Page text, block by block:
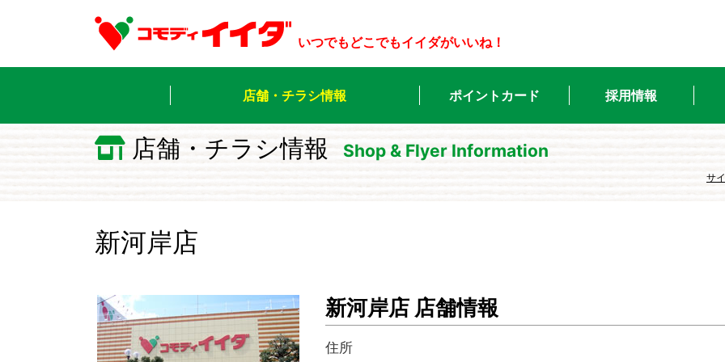
いつでもどこでもイイダがいいね！
店舗・チラシ情報 ポイントカード 採用情報
店舗・チラシ情報 Shop & Flyer Information
サ
新河岸店
新河岸店 店舗情報
住所